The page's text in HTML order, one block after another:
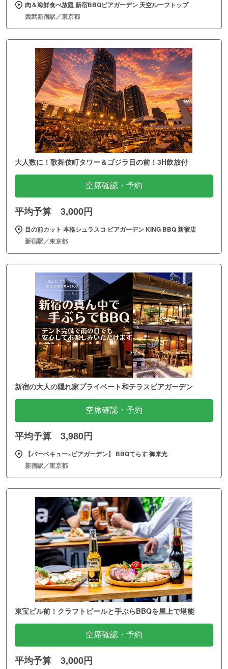
肉＆海鮮食べ放題 新宿BBQビアガーデン 天空ルーフトップ
西武新宿駅／東京都
大人数に！歌舞伎町タワー＆ゴジラ目の前！3H飲放付
空席確認・予約
平均予算 3,000円
目の前カット 本格シュラスコ ビアガーデン KING BBQ 新宿店
新宿駅／東京都
新宿の大人の隠れ家プライベート和テラスビアガーデン
空席確認・予約
平均予算 3,980円
【バーベキュー×ビアガーデン】 BBQてらす 御来光
新宿駅／東京都
東宝ビル前！クラフトビールと手ぶらBBQを屋上で堪能
空席確認・予約
平均予算 3,000円